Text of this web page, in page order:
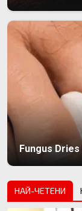
Fungus
НАЙ-ЧЕТЕНИ